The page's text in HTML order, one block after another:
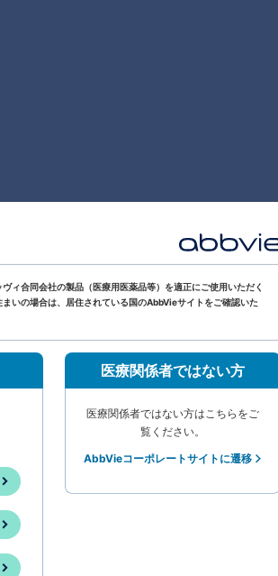
ィ合同会社の製品（医療用医薬品等）を適正にご使用いただく
いの場合は、居住されている国のAbbVieサイトをご確認いた
医療関係者ではない方
医療関係者ではない方はこちらをご
覧ください。
AbbVieコーポレートサイトに遷移